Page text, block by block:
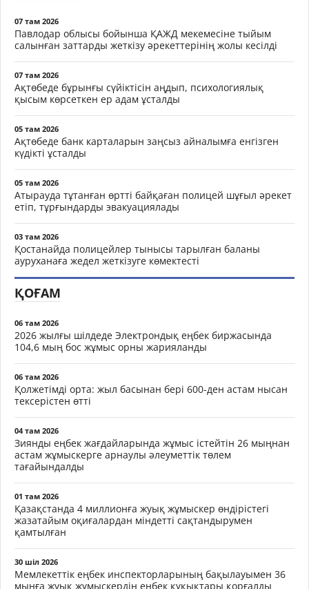
07 там 2026
Павлодар облысы бойынша ҚАЖД мекемесіне тыйым
салынған заттарды жеткізу әрекеттерінің жолы кесілді
07 там 2026
Ақтөбеде бұрынғы сүйіктісін аңдып, психологиялық
қысым көрсеткен ер адам ұсталды
05 там 2026
Ақтөбеде банк карталарын заңсыз айналымға енгізген
күдікті ұсталды
05 там 2026
Атырауда тұтанған өртті байқаған полицей шұғыл әрекет
етіп, тұрғындарды эвакуациялады
03 там 2026
Қостанайда полицейлер тынысы тарылған баланы
ауруханаға жедел жеткізуге көмектесті
ҚОҒАМ
06 там 2026
2026 жылғы шілдеде Электрондық еңбек биржасында
104,6 мың бос жұмыс орны жарияланды
06 там 2026
Қолжетімді орта: жыл басынан бері 600-ден астам нысан
тексерістен өтті
04 там 2026
Зиянды еңбек жағдайларында жұмыс істейтін 26 мыңнан
астам жұмыскерге арнаулы әлеуметтік төлем
тағайындалды
01 там 2026
Қазақстанда 4 миллионға жуық жұмыскер өндірістегі
жазатайым оқиғалардан міндетті сақтандырумен
қамтылған
30 шіл 2026
Мемлекеттік еңбек инспекторларының бақылауымен 36
мыңға жуық жұмыскердің еңбек құқықтары қорғалды